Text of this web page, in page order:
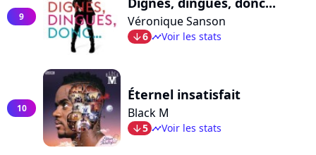
9 Véronique Sanson
arrow_bot6 timelineVoir les stats
10
Éternel insatisfait
Black M
arrow_bot5 timelineVoir les stats